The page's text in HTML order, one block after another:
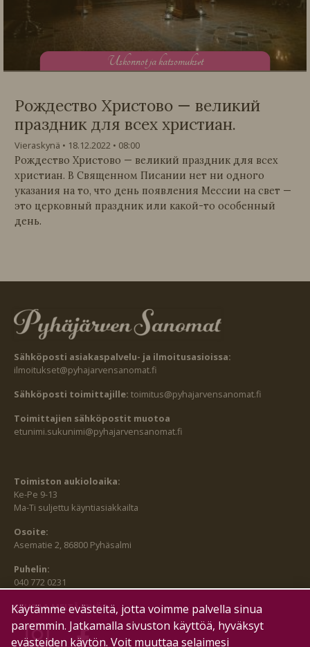
Uskonnot ja katsomukset
Рождество Христово — великий
праздник для всех христиан.
Vieraskynä 18.12.2022
08:00
Рождество Христово — великий праздник для всех
христиан. В Священном Писании нет ни одного
указания на то, что день появления Мессии на свет —
это церковный праздник или какой-то особенный
день.
Sähköposti asiakaspalvelu- ja ilmoitusasioissa:
ilmoitukset@pyhajarvensanomat.fi
Sähköposti toimittajille: toimitus@pyhajarvensanomat.fi
Toimittajien sähköpostit muotoa
etunimi.sukunimi@pyhajarvensanomat.fi
Toimiston aukioloaika:
Ke-Pe 9-13
Ma-Ti suljettu käyntiasiakkailta
Osoite:
Asematie 2, 86800 Pyhäsalmi
Puhelin:
040 772 0231
SEURAA MEITÄ MYÖS:
Käytämme evästeitä, jotta voimme palvella sinua
paremmin. Jatkamalla sivuston käyttöä, hyväksyt
evästeiden käytön. Voit muuttaa selaimesi